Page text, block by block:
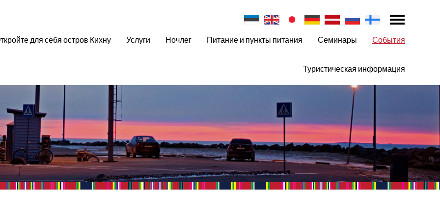
для себя остров Кихну Услуги Ночлег Питание и пункты питания Семинары События
Туристическая информация